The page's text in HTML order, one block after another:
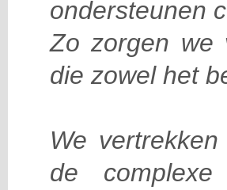
ondersteunen
Zo zorgen we
die zowel het
We
de